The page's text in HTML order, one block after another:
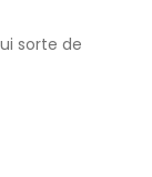
sorte de